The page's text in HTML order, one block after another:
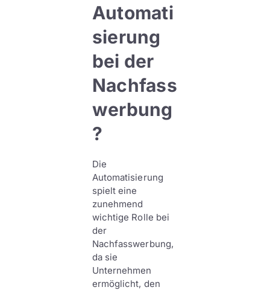
Automati
sierung
bei der
Nachfass
werbung
?
Die
Automatisierung
spielt eine
zunehmend
wichtige Rolle bei
der
Nachfasswerbung,
da sie
Unternehmen
ermöglicht, den